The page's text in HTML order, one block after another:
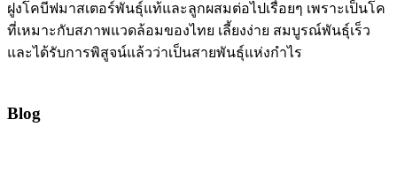
ฝูงโคบีฟมาสเตอร์พันธุ์แท้และลูกผสมต่อไปเรื่อยๆ เพราะเป็นโค
ที่เหมาะกับสภาพแวดล้อมของไทย เลี้ยงง่าย สมบูรณ์พันธุ์เร็ว
และได้รับการพิสูจน์แล้วว่าเป็นสายพันธุ์แห่งกำไร
Blog